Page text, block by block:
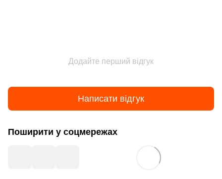
Додайте перший відгук
Написати відгук
Поширити у соцмережах